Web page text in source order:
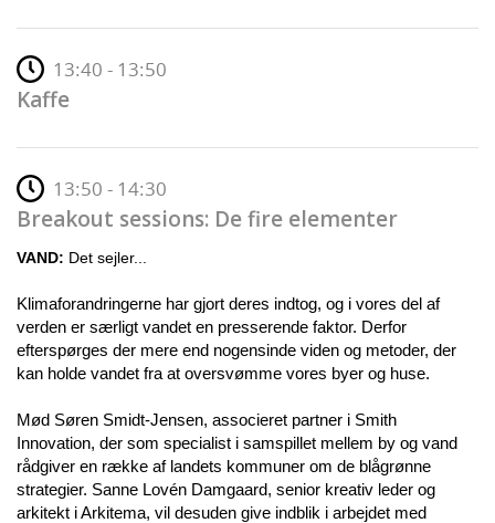
13:40 - 13:50
Kaffe
13:50 - 14:30
Breakout sessions: De fire elementer
VAND: Det sejler...
Klimaforandringerne har gjort deres indtog, og i vores del af
verden er særligt vandet en presserende faktor. Derfor
efterspørges der mere end nogensinde viden og metoder, der
kan holde vandet fra at oversvømme vores byer og huse.
Mød Søren Smidt-Jensen, associeret partner i Smith
Innovation, der som specialist i samspillet mellem by og vand
rådgiver en række af landets kommuner om de blågrønne
strategier. Sanne Lovén Damgaard, senior kreativ leder og
arkitekt i Arkitema, vil desuden give indblik i arbejdet med